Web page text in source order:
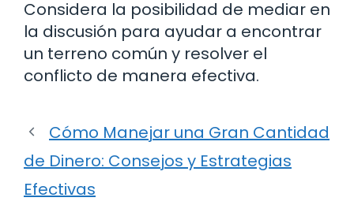
Considera la posibilidad de mediar en
la discusión para ayudar a encontrar
un terreno común y resolver el
conflicto de manera efectiva.
Cómo Manejar una Gran Cantidad
de Dinero: Consejos y Estrategias
Efectivas